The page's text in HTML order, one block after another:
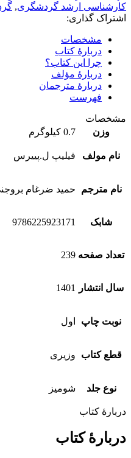
کارشناسی ارشد گردشگری,
اشتراک گذاری:
مشخصات
دربارۀ کتاب
چرا این کتاب؟
دربارۀ مؤلف
دربارۀ مترجمان
فهرست
مشخصات
وزن
0.7 کیلوگرم
نام مولف فیلیپ ل.پییرس
نام مترجم حمید ضرغام
شابک 9786225923171
تعداد صفحه 239
سال انتشار 1401
نوبت چاپ اول
قطع کتاب وزیری
نوع جلد شومیز
دربارۀ کتاب
دربارۀ کتاب